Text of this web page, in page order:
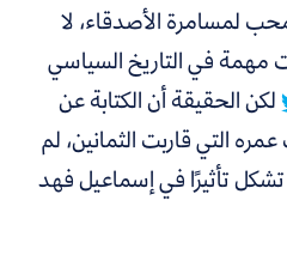
لمسامرة الأصدقاء، لا
مهمة في التاريخ السياسي
الحقيقة أن الكتابة عن
التي قاربت الثمانين، لم
تأثيرًا في إسماعيل فهد